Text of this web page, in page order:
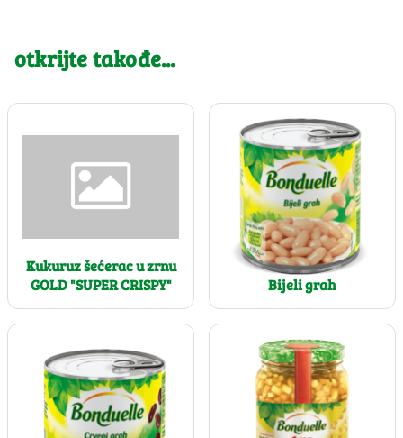
otkrijte takođe...
Kukuruz šećerac u zrnu
GOLD "SUPER CRISPY"
Bijeli grah